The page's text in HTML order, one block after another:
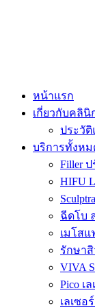
หน้าแรก
เกี่ยวกับคลินิ
ประวั
บริการทั้งหม
Filler
HIFU
ฉีดโบ
เมโส
รักษา
VIVA
Pico เ
เลเซอ